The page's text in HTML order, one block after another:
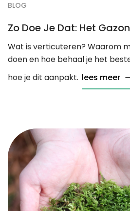
BLOG
Zo Doe Je Dat: Het
Wat is verticuteren? Waarom
doen en hoe behaal je het
hoe je dit aanpakt. lees meer